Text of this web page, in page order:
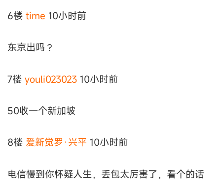
6楼 time 10小时前
东京出吗？
7楼 youli023023 10小时前
50收一个新加坡
8楼 爱新觉罗·兴平 10小时前
电信慢到你怀疑人生，丢包太厉害了，看个的话